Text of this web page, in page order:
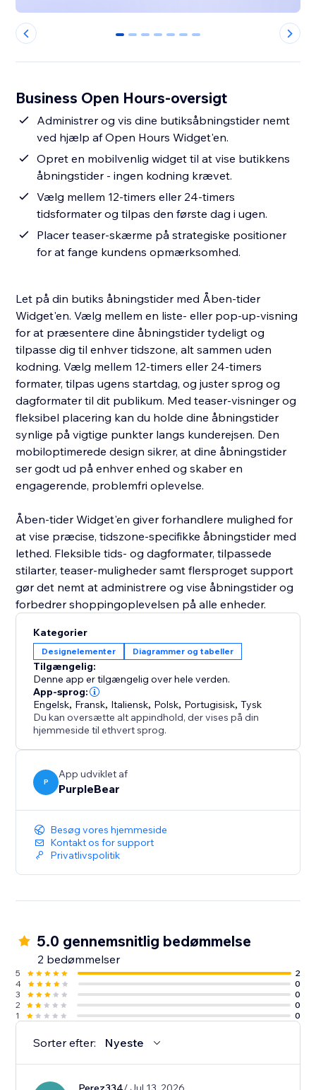
0 1 2 3 4 5 6
Business Open Hours-oversigt
Administrer og vis dine butiksåbningstider nemt
ved hjælp af Open Hours Widget'en.
Opret en mobilvenlig widget til at vise butikkens
åbningstider - ingen kodning krævet.
Vælg mellem 12-timers eller 24-timers
tidsformater og tilpas den første dag i ugen.
Placer teaser-skærme på strategiske positioner
for at fange kundens opmærksomhed.
Let på din butiks åbningstider med Åben-tider
Widget'en. Vælg mellem en liste- eller pop-up-visning
for at præsentere dine åbningstider tydeligt og
tilpasse dig til enhver tidszone, alt sammen uden
kodning. Vælg mellem 12-timers eller 24-timers
formater, tilpas ugens startdag, og juster sprog og
dagformater til dit publikum. Med teaser-visninger og
fleksibel placering kan du holde dine åbningstider
synlige på vigtige punkter langs kunderejsen. Den
mobiloptimerede design sikrer, at dine åbningstider
ser godt ud på enhver enhed og skaber en
engagerende, problemfri oplevelse.
Åben-tider Widget'en giver forhandlere mulighed for
at vise præcise, tidszone-specifikke åbningstider med
lethed. Fleksible tids- og dagformater, tilpassede
stilarter, teaser-muligheder samt flersproget support
gør det nemt at administrere og vise åbningstider og
forbedrer shoppingoplevelsen på alle enheder.
Kategorier
Designelementer Diagrammer og tabeller
Tilgængelig:
Denne app er tilgængelig over hele verden.
App-sprog:
Engelsk, Fransk, Italiensk, Polsk, Portugisisk,Tysk
Du kan oversætte alt appindhold, der vises på din
hjemmeside til ethvert sprog.
P
App udviklet af
PurpleBear
Besøg vores hjemmeside
Kontakt os for support
Privatlivspolitik
5.0 gennemsnitlig bedømmelse
2 bedømmelser
5
2
4
0
3
0
2
0
1
0
Sorter efter: Nyeste